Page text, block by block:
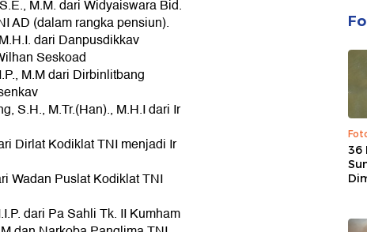
M.M. dari Widyaiswara Bid.
AD (dalam rangka pensiun).
dari Danpusdikkav
Seskoad
M.M dari Dirbinlitbang
S.H., M.Tr.(Han)., M.H.I dari Ir
Dirlat Kodiklat TNI menjadi Ir
Wadan Puslat Kodiklat TNI
dari Pa Sahli Tk. II Kumham
36